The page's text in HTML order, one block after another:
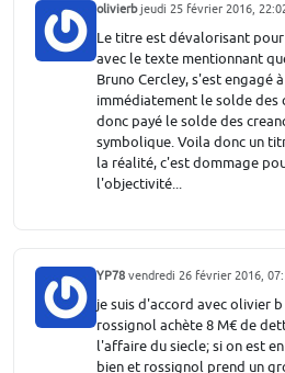
olivierbjeudi 25 février 2016,
Le titre est dévalorisant
avec le texte mentionnant
Bruno Cercley, s'est engagé
immédiatement le solde des
donc payé le solde des
symbolique. Voila donc un
la réalité, c'est dommage
l'objectivité...
YP78 vendredi 26 février 2016,
je suis d'accord avec olivier
rossignol achète 8 M€ de
l'affaire du siecle; si on est
bien et rossignol prend un